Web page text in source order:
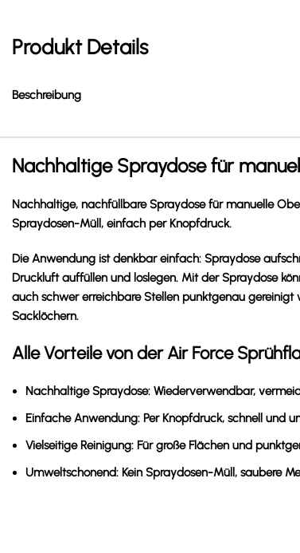
Produkt Details
Beschreibung
Nachhaltige Spraydose für
Nachhaltige, nachfüllbare Spraydose für manuelle
Spraydosen-Müll, einfach per Knopfdruck.
Die Anwendung ist denkbar einfach: Spraydose
Druckluft auffüllen und loslegen. Mit der Spraydose
auch schwer erreichbare Stellen punktgenau gereinigt
Sacklöchern.
Alle Vorteile von der Air Force
Nachhaltige Spraydose: Wiederverwendbar,
Einfache Anwendung: Per Knopfdruck, schnell und
Vielseitige Reinigung: Für große Flächen und
Umweltschonend: Kein Spraydosen-Müll, saubere